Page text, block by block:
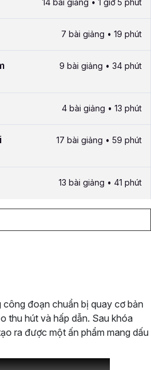
14 bài giảng • 1 giờ 5 phút
7 bài giảng • 19 phút
9 bài giảng • 34 phút
4 bài giảng • 13 phút
17 bài giảng • 59 phút
13 bài giảng • 41 phút
đoạn chuẩn bị quay cơ bản
thu hút và hấp dẫn. Sau khóa
ra được một ấn phẩm mang dấu